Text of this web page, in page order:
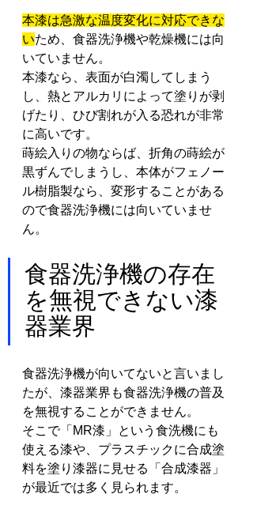
本漆は急激な温度変化に対応できな
いため、食器洗浄機や乾燥機には向
いていません。
本漆なら、表面が白濁してしまう
し、熱とアルカリによって塗りが剥
げたり、ひび割れが入る恐れが非常
に高いです。
蒔絵入りの物ならば、折角の蒔絵が
黒ずんでしまうし、本体がフェノー
ル樹脂製なら、変形することがある
ので食器洗浄機には向いていませ
ん。
食器洗浄機の存在
を無視できない漆
器業界
食器洗浄機が向いてないと言いまし
たが、漆器業界も食器洗浄機の普及
を無視することができません。
そこで「MR漆」という食洗機にも
使える漆や、プラスチックに合成塗
料を塗り漆器に見せる「合成漆器」
が最近では多く見られます。